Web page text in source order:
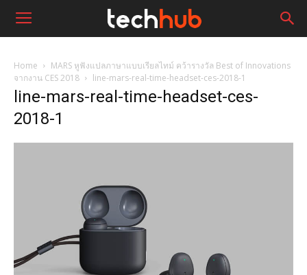
Home
MARS หูฟังแปลภาษาแบบเรียลไทม์ คว้ารางวัล Best of Innovations
จากงาน CES 2018
line-mars-real-time-headset-ces-2018-1
line-mars-real-time-headset-ces-
2018-1